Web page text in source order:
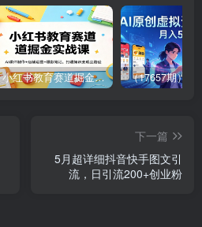
小红书教育赛道掘金实战课：AI课件制作+店铺运营+爆款笔记，打通知识变现全路径
下一篇
5月超详细抖音快手图文引
流，日引流200+创业粉